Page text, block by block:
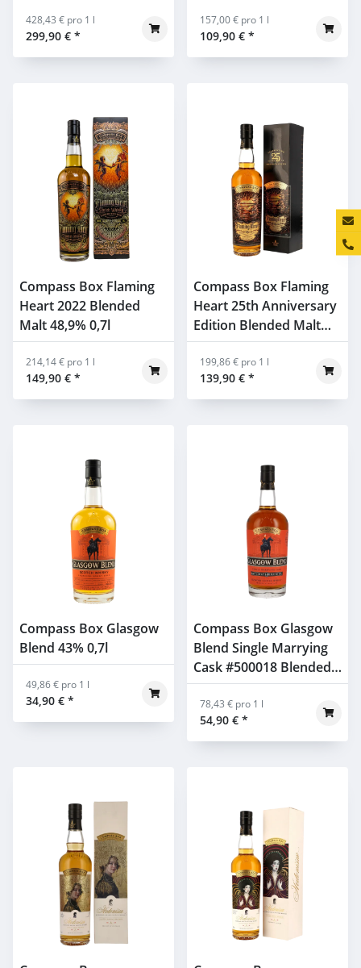
299,90 € *
428,43 € pro 1 l
109,90 € *
157,00 € pro 1 l
Compass Box Flaming
Heart 2022 Blended
Malt 48,9% 0,7l
149,90 € *
214,14 € pro 1 l
Compass Box Flaming
Heart 25th Anniversary
Edition Blended Malt
48,9% 0,7l
139,90 € *
199,86 € pro 1 l
Compass Box Glasgow
Blend 43% 0,7l
34,90 € *
49,86 € pro 1 l
Compass Box Glasgow
Blend Single Marrying
Cask #500018 Blended
Scotch Whisky 49% 0,7l
54,90 € *
78,43 € pro 1 l